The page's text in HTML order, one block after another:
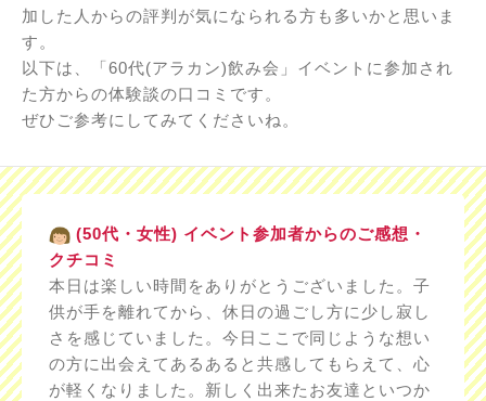
加した人からの評判が気になられる方も多いかと思いま
す。
以下は、「60代(アラカン)飲み会」イベントに参加され
た方からの体験談の口コミです。
ぜひご参考にしてみてくださいね。
(50代・女性) イベント参加者からのご感想・
クチコミ
本日は楽しい時間をありがとうございました。子
供が手を離れてから、休日の過ごし方に少し寂し
さを感じていました。今日ここで同じような想い
の方に出会えてあるあると共感してもらえて、心
が軽くなりました。新しく出来たお友達といつか